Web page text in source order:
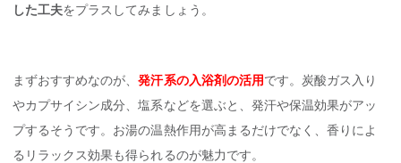
した工夫をプラスしてみましょう。
まずおすすめなのが、発汗系の入浴剤の活用です。炭酸ガス入り
やカプサイシン成分、塩系などを選ぶと、発汗や保温効果がアッ
プするそうです。お湯の温熱作用が高まるだけでなく、香りによ
るリラックス効果も得られるのが魅力です。